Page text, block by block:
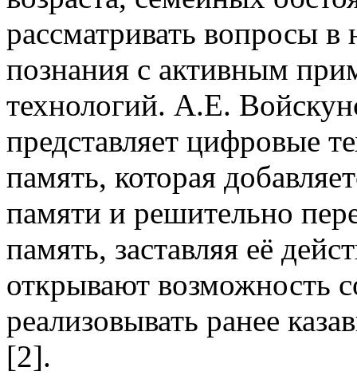
рассматривать вопросы в
познания с активным
технологий. А.Е.
представляет цифровые
память, которая
памяти и решительно
память, заставляя её
открывают возможность
реализовывать ранее
[2].